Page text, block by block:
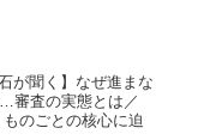
が聞く】なぜ進まな
審査の実態とは／
のごとの核心に迫